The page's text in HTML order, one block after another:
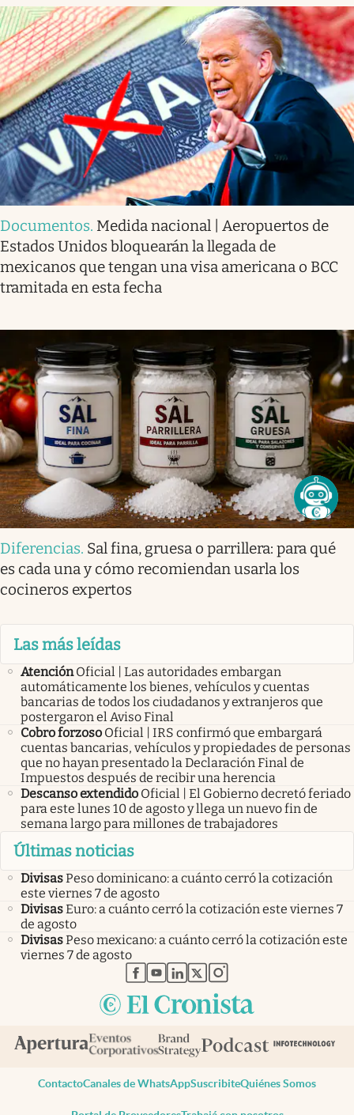
Documentos. Medida nacional | Aeropuertos de
Estados Unidos bloquearán la llegada de
mexicanos que tengan una visa americana o BCC
tramitada en esta fecha
Diferencias. Sal fina, gruesa o parrillera: para qué
es cada una y cómo recomiendan usarla los
cocineros expertos
Las más leídas
Atención Oficial | Las autoridades embargan
automáticamente los bienes, vehículos y cuentas
bancarias de todos los ciudadanos y extranjeros que
postergaron el Aviso Final
Cobro forzoso Oficial | IRS confirmó que embargará
cuentas bancarias, vehículos y propiedades de personas
que no hayan presentado la Declaración Final de
Impuestos después de recibir una herencia
Descanso extendido Oficial | El Gobierno decretó feriado
para este lunes 10 de agosto y llega un nuevo fin de
semana largo para millones de trabajadores
Últimas noticias
DivisasPeso dominicano: a cuánto cerró la cotización
este viernes 7 de agosto
DivisasEuro: a cuánto cerró la cotización este viernes 7
de agosto
DivisasPeso mexicano: a cuánto cerró la cotización este
viernes 7 de agosto
abre en nueva pestaña
abre en nueva pestaña
abre en nueva pestaña
abre en nueva pestaña
abre en nueva pestaña
ContactoCanales de WhatsAppSuscribiteQuiénes Somos